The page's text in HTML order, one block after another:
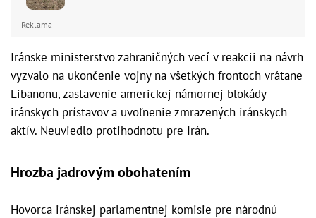
Reklama
Iránske ministerstvo zahraničných vecí v reakcii na návrh
vyzvalo na ukončenie vojny na všetkých frontoch vrátane
Libanonu, zastavenie americkej námornej blokády
iránskych prístavov a uvoľnenie zmrazených iránskych
aktív. Neuviedlo protihodnotu pre Irán.
Hrozba jadrovým obohatením
Hovorca iránskej parlamentnej komisie pre národnú